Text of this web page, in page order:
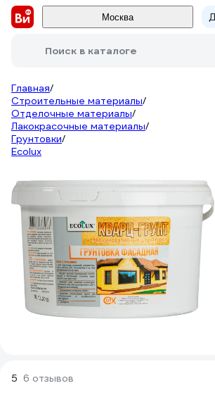
Москва
Поиск в каталоге
Главная/
Строительные материалы/
Отделочные материалы/
Лакокрасочные материалы/
Грунтовки/
Ecolux
5 6 отзывов